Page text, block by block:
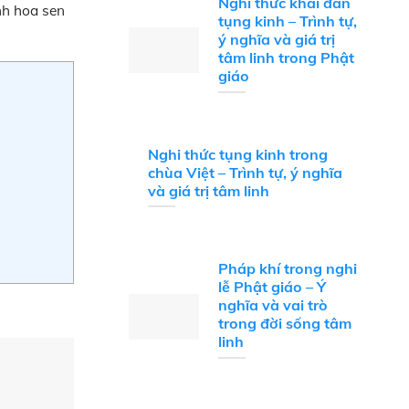
hoa sen
tụng kinh – Trình tự,
ý nghĩa và giá trị
tâm linh trong Phật
giáo
Nghi thức tụng kinh trong
chùa Việt – Trình tự, ý nghĩa
và giá trị tâm linh
Pháp khí trong nghi
lễ Phật giáo – Ý
nghĩa và vai trò
trong đời sống tâm
linh